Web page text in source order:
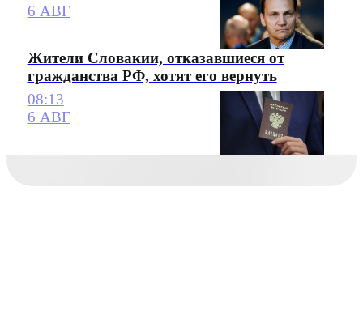
6 АВГ
Жители Словакии, отказавшиеся от
гражданства РФ, хотят его вернуть
08:13
6 АВГ